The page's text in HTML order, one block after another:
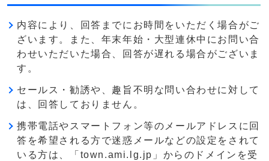
内容により、回答までにお時間をいただく場合がご
ざいます。また、年末年始・大型連休中にお問い合
わせいただいた場合、回答が遅れる場合がございま
す。
セールス・勧誘や、趣旨不明な問い合わせに対して
は、回答しておりません。
携帯電話やスマートフォン等のメールアドレスに回
答を希望される方で迷惑メールなどの設定をされて
いる方は、「town.ami.lg.jp」からのドメインを受